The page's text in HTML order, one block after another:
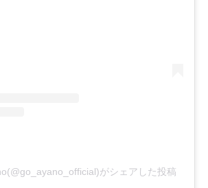
がシェアした投稿